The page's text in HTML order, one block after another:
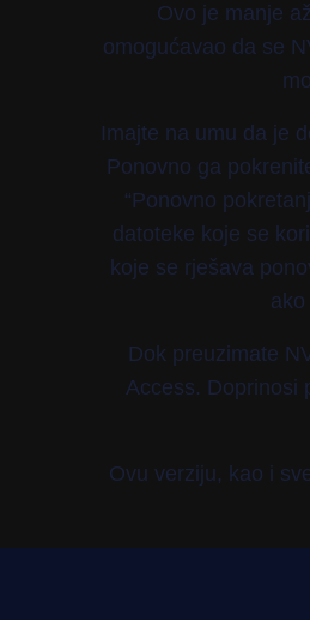
Ovo je manje
omogućavao da se
Imajte na umu da je
Ponovno ga
“Ponovno
datoteke koje se
koje se rješava
Dok preuzimate
Access. Doprinosi
Ovu verziju, kao i